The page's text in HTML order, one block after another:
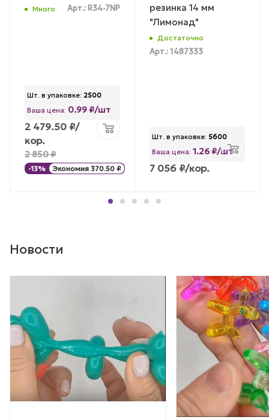
Много Арт.: R34-7NP
Шт. в упаковке: 2500
Ваша цена: 0.99 ₽/шт
2 479.50 ₽/
кор.
2 850₽
-13% Экономия 370.50 ₽
резинка 14 мм
"Лимонад"
Достаточно
Арт.: 1487333
Шт. в упаковке: 5600
Ваша цена: 1.26 ₽/шт
7 056 ₽/кор.
Новости